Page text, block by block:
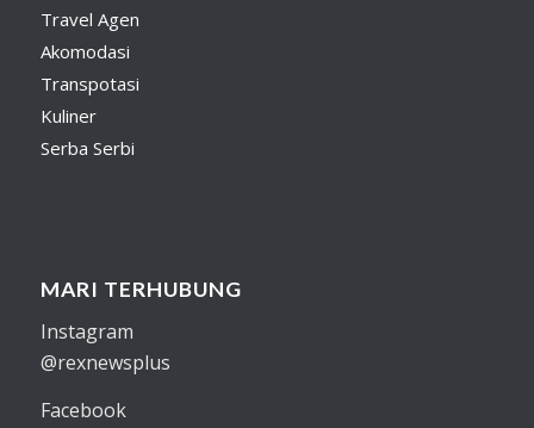
Travel Agen
Akomodasi
Transpotasi
Kuliner
Serba Serbi
MARI TERHUBUNG
Instagram
@rexnewsplus
Facebook